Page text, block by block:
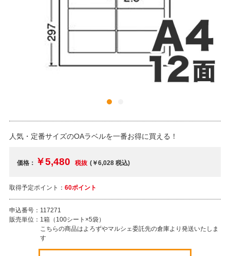
人気・定番サイズのOAラベルを一番お得に買える！
価格： ￥5,480 税抜 (￥6,028税込)
取得予定ポイント： 60ポイント
申込番号： 117271
販売単位： 1箱（100シート×5袋）
こちらの商品はよろずやマルシェ委託先の倉庫より発送いたしま
す